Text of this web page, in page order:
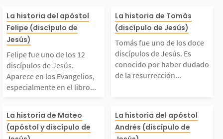
fue uno de los
discípulos de Jesú
Aparece en los Eva
especialmente
el libro de Juan. Je
La historia del apóstol
Felipe (discípulo de
Jesús)
Felipe fue uno de los 12
discípulos de Jesús.
Aparece en los Evangelios,
especialmente en el libro...
Tomás fue uno
doce
ús. Es
aber dudado
urrección de
La historia de Tomás
(discípulo de Jesús)
Tomás fue uno de los doce
discípulos de Jesús. Es
conocido por haber dudado
de la resurrección...
también conoc
La historia de Mateo
(apóstol y discípulo de
El apóstol
La historia del apóstol
Andrés (discípulo de